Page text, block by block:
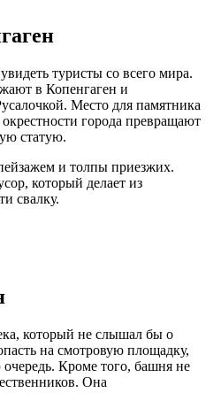
туристы со всего мира.
в Копенгаген и
Место для памятника
города превращают
статую.
и толпы приезжих.
который делает из
свалку.
который не слышал бы о
на смотровую площадку,
Кроме того, башня не
Она